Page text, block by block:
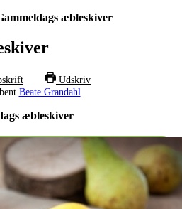
æbleskiver
Udskriv
Beate Grandahl
æbleskiver